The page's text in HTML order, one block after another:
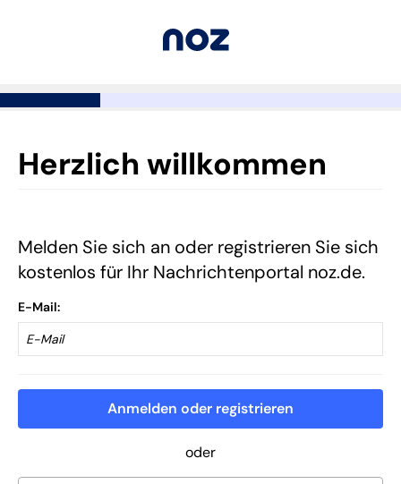
Herzlich willkommen
Melden Sie sich an oder registrieren Sie sich
kostenlos für Ihr Nachrichtenportal noz.de.
E-Mail
Anmelden oder registrieren
oder